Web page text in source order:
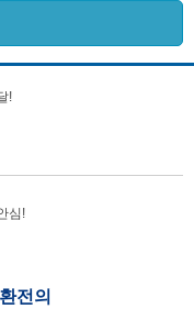
!
심!
전의